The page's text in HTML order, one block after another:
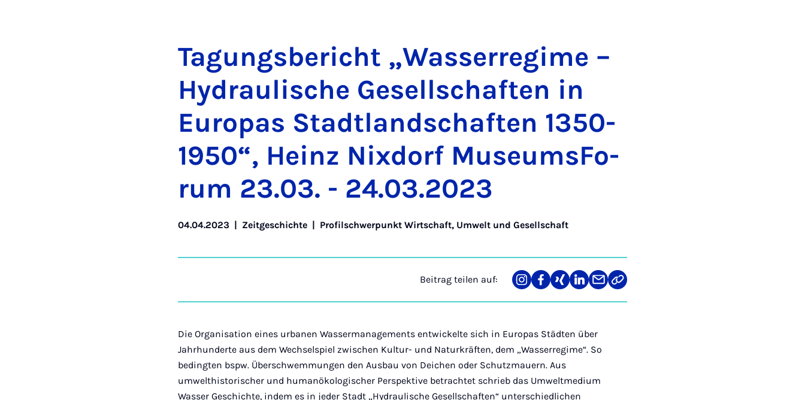
Ta­gungs­be­richt „Was­ser­re­gime –
Hy­drau­li­sche Ge­sell­schaf­ten in
Eu­r­o­pas Stadt­land­schaf­ten 1350-
1950“, Heinz Nix­dorf Mu­se­ums­Fo­
rum 23.03. - 24.03.2023
04.04.2023 | Zeitgeschichte | Profilschwerpunkt Wirtschaft, Umwelt und Gesellschaft
Beitrag teilen auf:
Teilen
auf
Teilen
auf
Teilen
auf
Teilen
auf
Teilen
über
Link
kopieren
Die Organisation eines urbanen Wassermanagements entwickelte sich in Europas Städten über
Jahrhunderte aus dem Wechselspiel zwischen Kultur- und Naturkräften, dem „Wasserregime“. So
bedingten bspw. Überschwemmungen den Ausbau von Deichen oder Schutzmauern. Aus
umwelthistorischer und humanökologischer Perspektive betrachtet schrieb das Umweltmedium
Wasser Geschichte, indem es in jeder Stadt „Hydraulische Gesellschaften“ unterschiedlichen